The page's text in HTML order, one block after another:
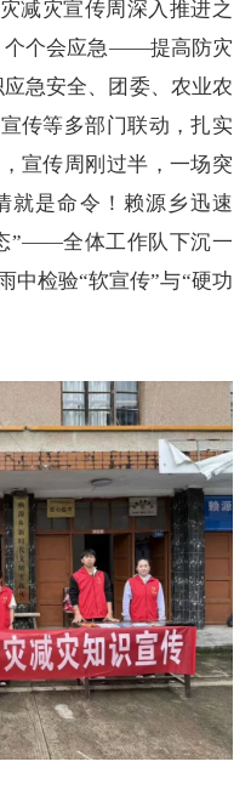
减灾宣传周深入推进之
个个会应急——提高防灾
急安全、团委、农业农
传等多部门联动，扎实
宣传周刚过半，一场突
就是命令！赖源乡迅速
”——全体工作队下沉一
中检验“软宣传”与“硬功